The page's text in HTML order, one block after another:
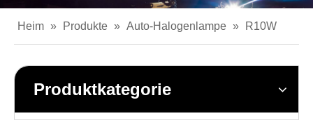
Heim » Produkte » Auto-Halogenlampe » R10W
Produktkategorie